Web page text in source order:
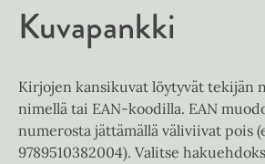
Kuvapankki
Kirjojen kansikuvat löytyvät tekijän
nimellä tai EAN-koodilla. EAN
numerosta jättämällä väliviivat pois
9789510382004). Valitse